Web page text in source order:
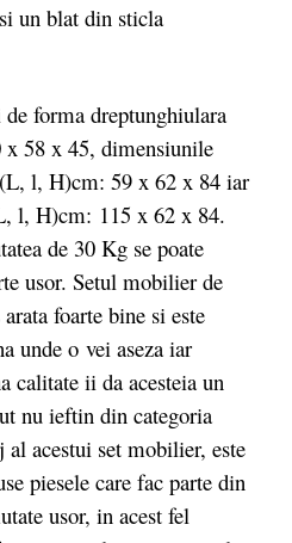
un blat din sticla
forma dreptunghiulara
58 x 45, dimensiunile
l, H)cm: 59 x 62 x 84 iar
l, H)cm: 115 x 62 x 84.
de 30 Kg se poate
usor. Setul mobilier de
foarte bine si este
unde o vei aseza iar
calitate ii da acesteia un
nu ieftin din categoria
acestui set mobilier, este
piesele care fac parte din
usor, in acest fel